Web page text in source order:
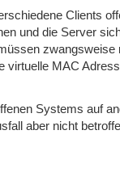
Clients
und die Server
zwangsweise
virtuelle MAC
Systems auf
aber nicht